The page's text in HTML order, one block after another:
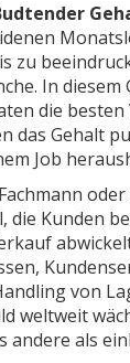
zu
In diesem
die
das Gehalt
Job
die Kunden
von
weltweit
andere als